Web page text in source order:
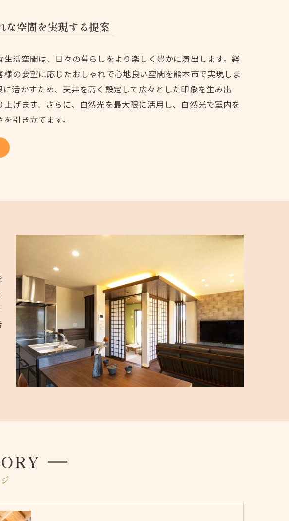
な空間を実現する提案
生活空間は、日々の暮らしをより楽しく豊かに演出します。経
の要望に応じたおしゃれで心地良い空間を熊本市で実現しま
に活かすため、天井を高く設定して広々とした印象を生み出
上げます。さらに、自然光を最大限に活用し、自然光で室内を
引き立てます。